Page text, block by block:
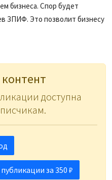
бизнеса. Спор будет
ЗПИФ. Это позволит бизнесу
доступна
за 350 ₽